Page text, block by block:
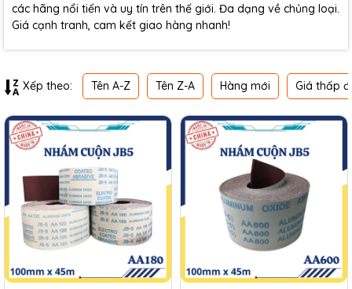
các hãng nổi tiến và uy tín trên thế giới. Đa dạng về chủng loại.
Giá cạnh tranh, cam kết giao hàng nhanh!
Xếp theo: Tên A-Z Tên Z-A Hàng mới Giá thấp